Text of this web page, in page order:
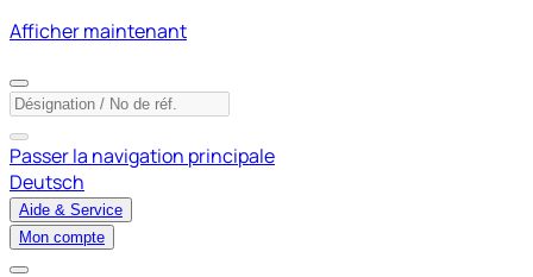
Afficher maintenant
Passer la navigation principale
Deutsch
Aide & Service
Mon compte